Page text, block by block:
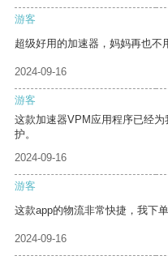
游客
超级好用的加速器，妈妈再也不
2024-09-16
游客
这款加速器VPM应用程序已经
护。
2024-09-16
游客
这款app的物流非常快捷，我下
2024-09-16